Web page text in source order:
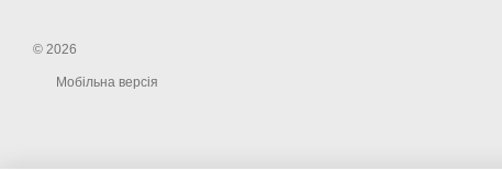
© 2026
Мобільна версія